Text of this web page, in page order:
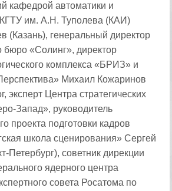
кафедрой автоматики и
им. А.Н. Туполева (КАИ)
(Казань), генеральный директор
бюро «Солинг», директор
комплекса «БРИЗ» и
Михаил Кожаринов
эксперт Центра стратегических
Запад», руководитель
проекта подготовки кадров
школа сценирования» Сергей
Петербург), советник дирекции
ядерного центра
совета Росатома по